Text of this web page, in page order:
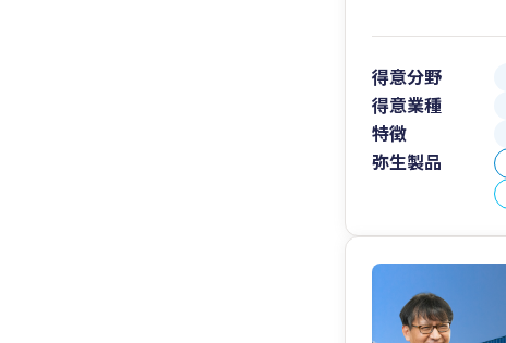
得意分野
得意業種
特徴
弥生製品